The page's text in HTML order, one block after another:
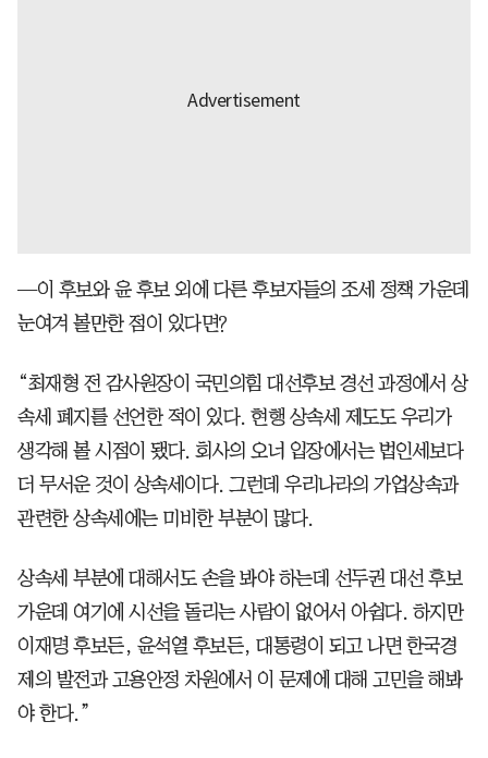
—이 후보와 윤 후보 외에 다른 후보자들의 조세 정책 가운데
눈여겨 볼만한 점이 있다면?
“최재형 전 감사원장이 국민의힘 대선후보 경선 과정에서 상
속세 폐지를 선언한 적이 있다. 현행 상속세 제도도 우리가
생각해 볼 시점이 됐다. 회사의 오너 입장에서는 법인세보다
더 무서운 것이 상속세이다. 그런데 우리나라의 가업상속과
관련한 상속세에는 미비한 부분이 많다.
상속세 부분에 대해서도 손을 봐야 하는데 선두권 대선 후보
가운데 여기에 시선을 돌리는 사람이 없어서 아쉽다. 하지만
이재명 후보든, 윤석열 후보든, 대통령이 되고 나면 한국경
제의 발전과 고용안정 차원에서 이 문제에 대해 고민을 해봐
야 한다.”